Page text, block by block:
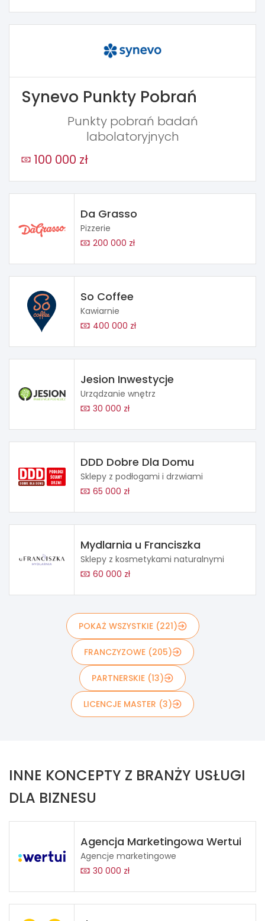
Synevo Punkty Pobrań
Punkty pobrań badań
labolatoryjnych
100 000 zł
Da Grasso
Pizzerie
200 000 zł
So Coffee
Kawiarnie
400 000 zł
Jesion Inwestycje
Urządzanie wnętrz
30 000 zł
DDD Dobre Dla Domu
Sklepy z podłogami i drzwiami
65 000 zł
Mydlarnia u Franciszka
Sklepy z kosmetykami naturalnymi
60 000 zł
POKAŻ WSZYSTKIE (221)
FRANCZYZOWE (205)
PARTNERSKIE (13)
LICENCJE MASTER (3)
INNE KONCEPTY Z BRANŻY USŁUGI
DLA BIZNESU
Agencja Marketingowa Wertui
Agencje marketingowe
30 000 zł